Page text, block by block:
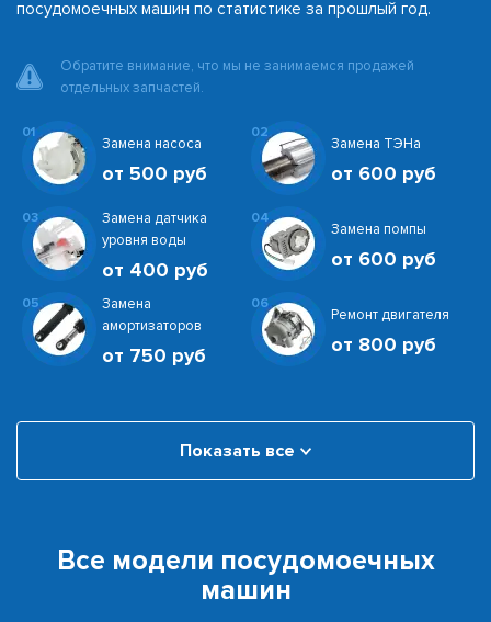
посудомоечных машин по статистике за прошлый год.
Обратите внимание, что мы не занимаемся продажей
отдельных запчастей.
01
Замена насоса
от 500 руб
02
Замена ТЭНа
от 600 руб
03
Замена датчика
уровня воды
от 400 руб
04
Замена помпы
от 600 руб
05
Замена
амортизаторов
от 750 руб
06
Ремонт двигателя
от 800 руб
Показать все
Все модели посудомоечных
машин